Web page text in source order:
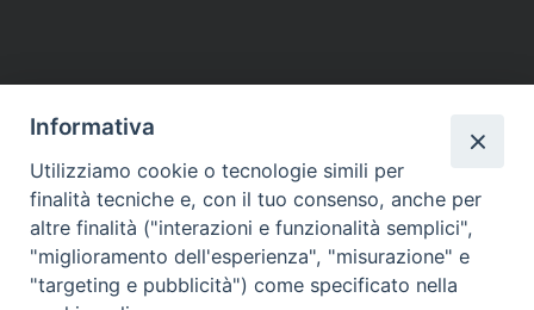
DIOCESI SUBURBICARIA DI ALBANO
Contatti:Tel.: 06.93268401 - Fax.: 06.9323844
E-mail:curia@diocesidialbano.it
Orari: dal Lunedì al Venerdì Ore: 9:00 - 13:00
Informativa
Utilizziamo cookie o tecnologie simili per
finalità tecniche e, con il tuo consenso, anche per
altre finalità ("interazioni e funzionalità semplici",
"miglioramento dell'esperienza", "misurazione" e
"targeting e pubblicità") come specificato nella